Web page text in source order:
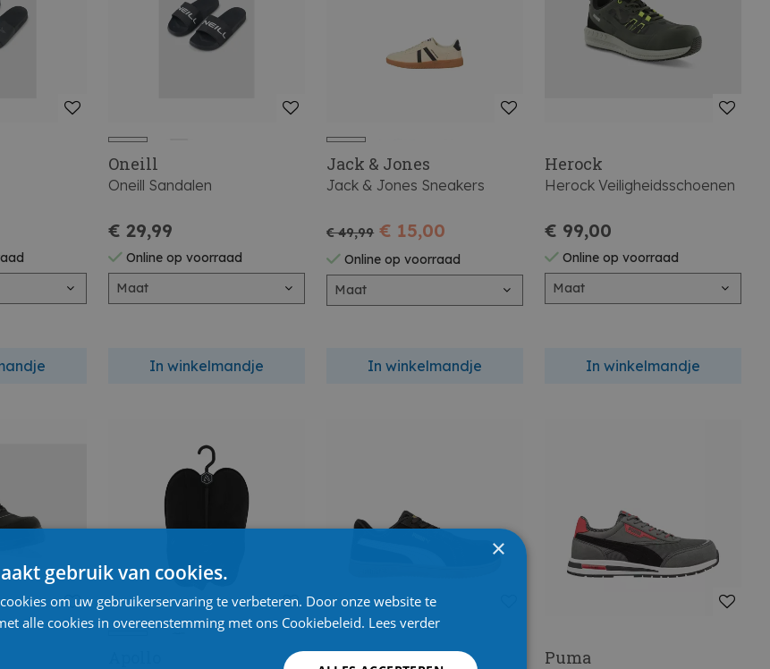
Oneill
Oneill Sandalen
€ 29,99
Online op voorraad
Maat
In winkelmandje
Jack & Jones
Jack & Jones Sneakers
€ 49,99 € 15,00
Online op voorraad
Maat
In winkelmandje
Herock
Herock Veiligheidsschoenen
€ 99,00
Online op voorraad
Maat
In winkelmandje
Puma Puma
×
gebruik van cookies.
om uw gebruikerservaring te verbeteren. Door onze website te
alle cookies in overeenstemming met ons Cookiebeleid. Lees verder